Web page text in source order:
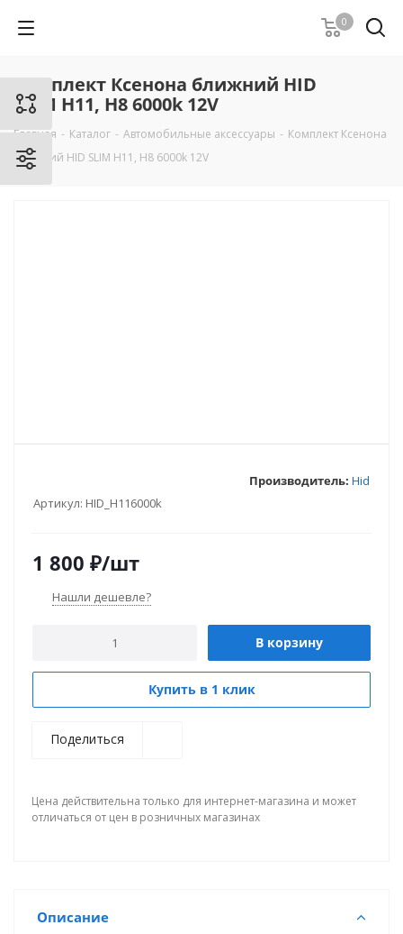
0
Комплект Ксенона ближний HID
SLIM H11, H8 6000k 12V
Главная - Каталог - Автомобильные аксессуары - Комплект Ксенона
ближний HID SLIM H11, H8 6000k 12V
Артикул: HID_H116000k
Производитель: Hid
1 800 ₽/шт
Нашли дешевле?
В корзину
Купить в 1 клик
Поделиться
Цена действительна только для интернет-магазина и может
отличаться от цен в розничных магазинах
Описание